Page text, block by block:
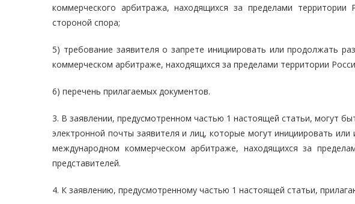
коммерческого арбитража, находящихся за пределами
стороной спора;
5) требование заявителя о запрете инициировать или продолжать
коммерческом арбитраже, находящихся за пределами территории
6) перечень прилагаемых документов.
3. В заявлении, предусмотренном частью 1 настоящей статьи, могут
электронной почты заявителя и лиц, которые могут инициировать
международном коммерческом арбитраже, находящихся за
представителей.
4. К заявлению, предусмотренному частью 1 настоящей статьи,